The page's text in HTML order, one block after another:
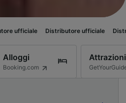
Distributore ufficiale Distributore
Alloggi
Booking.com
Attrazioni